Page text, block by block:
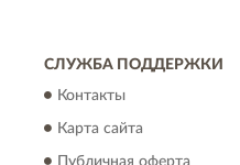
СЛУЖБА ПОДДЕРЖКИ
Контакты
Карта сайта
Публичная оферта